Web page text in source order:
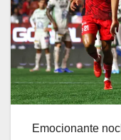
Emocionante